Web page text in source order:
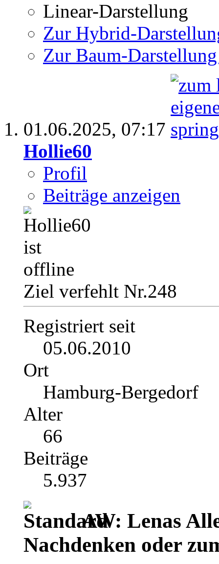
Linear-Darstellung
Zur Hybrid-
Zur Baum-
01.06.2025, 07:17
Hollie60
Profil
Beiträge anzeigen
Ziel verfehlt Nr.248
Registriert seit
05.06.2010
Ort
Hamburg-Bergedorf
Alter
66
Beiträge
5.937
AW: Lenas
Nachdenken oder